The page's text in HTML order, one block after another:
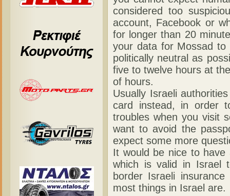
considered too
account, Facebook or
for longer than 20
your data for Mossad to
politically neutral as
five to twelve hours at
of hours.
Usually Israeli
card instead, in order
troubles when you visit
want to avoid the
expect some more
It would be nice to have
which is valid in Israel
border Israeli
most things in Israel are.